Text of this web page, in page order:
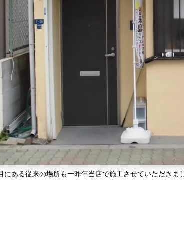
にある従来の場所も一昨年当店で施工させていただきま